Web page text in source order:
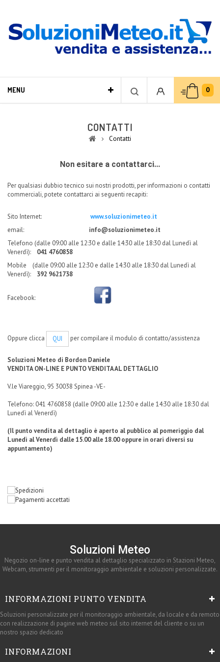
0
MENU
CONTATTI
Contatti
Non esitare a contattarci...
Per qualsiasi dubbio tecnico sui nostri prodotti, per informazioni o contatti
commerciali, potete contattarci ai seguenti recapiti:
Sito Internet:
www.soluzionimeteo.it
email: info@soluzionimeteo.it
Telefono (dalle 09:00 alle 12:30 e dalle 14:30 alle 18:30 dal Lunedì al
Venerdì): 041 4760858
Mobile (dalle 09:00 alle 12:30 e dalle 14:30 alle 18:30 dal Lunedì al
Venerdì): 392 9621738
Facebook:
Oppure clicca QUI per compilare il modulo di contatto/assistenza
Soluzioni Meteo di Bordon Daniele
VENDITA ON-LINE E PUNTO VENDITA AL DETTAGLIO
V.le Viareggio, 95 30038 Spinea -VE-
Telefono: 041 4760858 (dalle 09:00 alle 12:30 e dalle 14:30 alle 18:30 dal
Lunedì al Venerdì)
(Il punto vendita al dettaglio è aperto al pubblico al pomeriggio dal
Lunedì al Venerdì dalle 15.00 alle 18.00 oppure in orari diversi su
appuntamento)
Soluzioni Meteo
Negozio on-line e punto vendita al dettaglio specializzato in Stazioni Meteo,
Webcam, strumenti per il monitoraggio ambientale e soluzioni personalizzate.
INFORMAZIONI PUNTO VENDITA
Soluzioni personalizzate per il monitoraggio ambientale, da locale e da remoto
con realizzazione di pagine web meteo sul sito internet del cliente o su un
nostro spazio dedicato
INFORMAZIONI